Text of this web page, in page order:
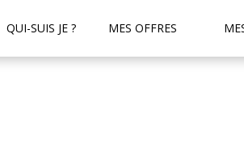
QUI-SUIS JE ? MES OFFRES